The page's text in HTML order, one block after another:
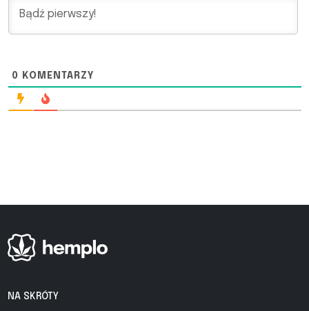
0 KOMENTARZY
NA SKRÓTY